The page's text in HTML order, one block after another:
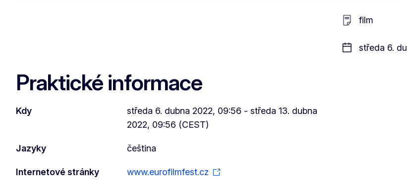
film
středa 6.
Praktické informace
Kdy
středa 6. dubna 2022, 09:56 - středa 13. dubna
2022, 09:56 (CEST)
Jazyky čeština
Internetové stránky www.eurofilmfest.cz